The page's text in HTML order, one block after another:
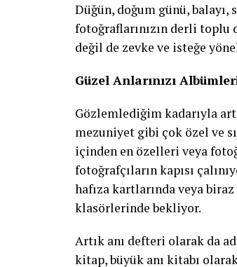
Düğün, doğum günü, balayı,
fotoğraflarınızın derli
değil de zevke ve isteğe
Güzel Anlarınızı
Gözlemlediğim kadarıyla
mezuniyet gibi çok özel ve
içinden en özelleri veya
fotoğrafçıların kapısı
hafıza kartlarında veya
klasörlerinde bekliyor.
Artık anı defteri olarak da
kitap, büyük anı kitabı